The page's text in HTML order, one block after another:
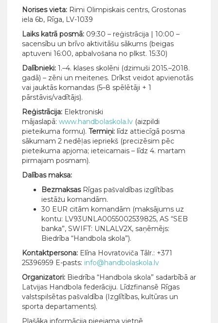
Norises vieta: Rimi Olimpiskais centrs, Grostonas
iela 6b, Rīga, LV-1039
Laiks katrā posmā: 09:30 – reģistrācija | 10:00 –
sacensību un brīvo aktivitāšu sākums (beigas
aptuveni 16:00, apbalvošana no plkst. 15:30)
Dalībnieki: 1.–4. klases skolēni (dzimuši 2015.–2018.
gadā) – zēni un meitenes. Drīkst veidot apvienotās
vai jauktās komandas (5–8 spēlētāji + 1
pārstāvis/vadītājs).
Reģistrācija: Elektroniski
mājaslapā: www.handbolaskola.lv (aizpildi
pieteikuma formu). Termiņi: līdz attiecīgā posma
sākumam 2 nedēļas iepriekš (precizēsim pēc
pieteikuma apjoma; ieteicamais – līdz 4. martam
pirmajam posmam).
Dalības maksa:
BezmaksasRīgas pašvaldības izglītības
iestāžu komandām.
30 EUR citām komandām (maksājums uz
kontu: LV93UNLA0055002539825, AS “SEB
banka”, SWIFT: UNLALV2X, saņēmējs:
Biedrība “Handbola skola”).
Kontaktpersona: Elīna Hovratoviča Tālr.: +371
25396959 E-pasts: info@handbolaskola.lv
Organizatori: Biedrība “Handbola skola” sadarbībā ar
Latvijas Handbola federāciju. Līdzfinansē Rīgas
valstspilsētas pašvaldība (Izglītības, kultūras un
sporta departaments).
Plašāka informācija pieejama vietnē